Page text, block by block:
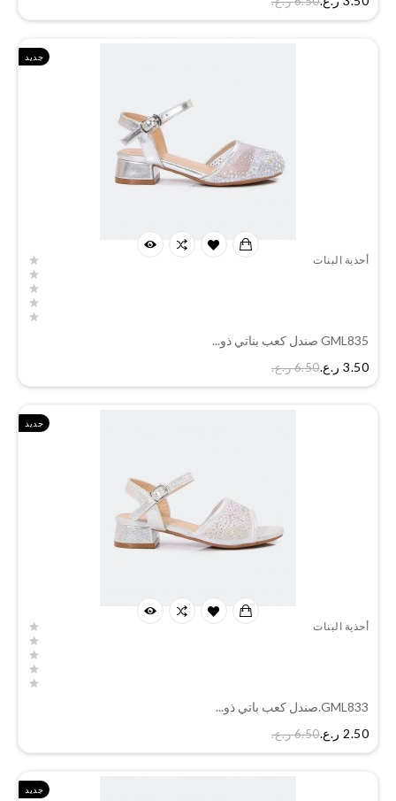
جديد
أحذية البنات
GML835 صندل كعب بناتي ذو...
3.50 ر.ع.‏
6.50 ر.ع.‏
جديد
أحذية البنات
GML833.صندل كعب باتي ذو...
2.50 ر.ع.‏
6.50 ر.ع.‏
جديد